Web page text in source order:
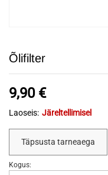
Õlifilter
9,90 €
Laoseis: Järeltellimisel
Täpsusta tarneaega
Õlifilter
Kogus: